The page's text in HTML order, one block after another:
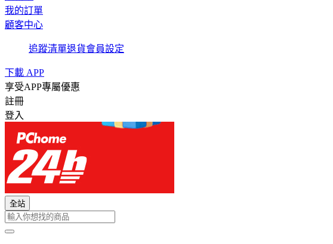
我的訂單
顧客中心
追蹤清單退貨會員設定
下載 APP
享受APP專屬優惠
註冊
登入
全站